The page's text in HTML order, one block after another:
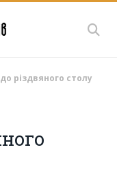
різдвяного столу